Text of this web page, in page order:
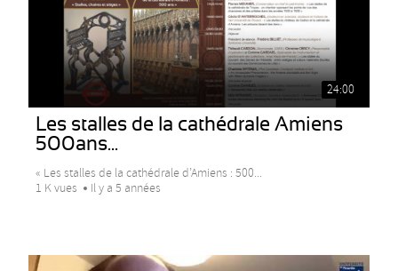
24:00
Les stalles de la cathédrale Amiens
500ans...
« Les stalles de la cathédrale d’Amiens : 500...
1 K vues
Il y a 5 années